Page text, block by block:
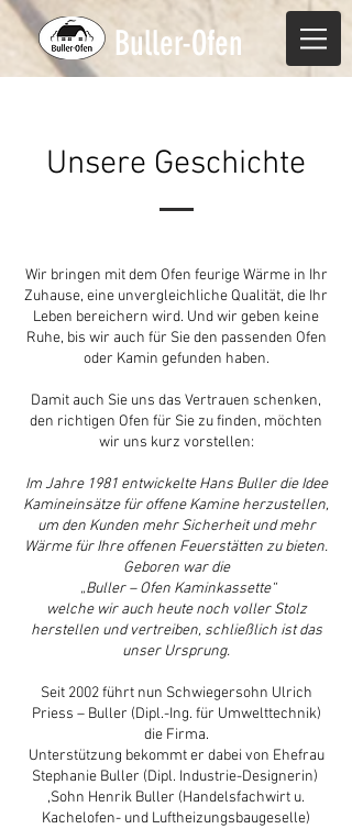
Buller-Ofen
Unsere Geschichte
Wir bringen mit dem Ofen feurige Wärme in Ihr
Zuhause, eine unvergleichliche Qualität, die Ihr
Leben bereichern wird. Und wir geben keine
Ruhe, bis wir auch für Sie den passenden Ofen
oder Kamin gefunden haben.
Damit auch Sie uns das Vertrauen schenken,
den richtigen Ofen für Sie zu finden, möchten
wir uns kurz vorstellen:
Im Jahre 1981 entwickelte Hans Buller die Idee
Kamineinsätze für offene Kamine herzustellen,
um den Kunden mehr Sicherheit und mehr
Wärme für Ihre offenen Feuerstätten zu bieten.
Geboren war die
„Buller – Ofen Kaminkassette“
welche wir auch heute noch voller Stolz
herstellen und vertreiben, schließlich ist das
unser Ursprung.
Seit 2002 führt nun Schwiegersohn Ulrich
Priess – Buller (Dipl.-Ing. für Umwelttechnik)
die Firma.
Unterstützung bekommt er dabei von Ehefrau
Stephanie Buller (Dipl. Industrie-Designerin)
,Sohn Henrik Buller (Handelsfachwirt u.
Kachelofen- und Luftheizungsbaugeselle)